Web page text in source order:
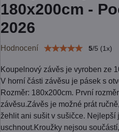
180x200cm -
2026
Hodnocení 5/5 (1x)
Koupelnový závěs je vyroben ze
V horní části závěsu je pásek s
Rozměr: 180x200cm. První
závěsu.Závěs je možné prát
žehlit ani sušit v sušičce.
uschnout.Kroužky nejsou